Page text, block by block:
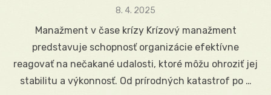
Posted
8. 4. 2025
Manažment v čase krízy Krízový manažment
predstavuje schopnosť organizácie efektívne
reagovať na nečakané udalosti, ktoré môžu ohroziť jej
stabilitu a výkonnosť. Od prírodných katastrof po …